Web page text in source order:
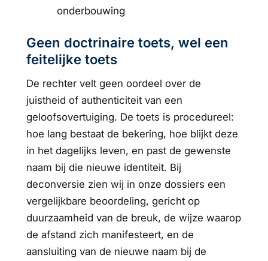
onderbouwing
Geen doctrinaire toets, wel een
feitelijke toets
De rechter velt geen oordeel over de
juistheid of authenticiteit van een
geloofsovertuiging. De toets is procedureel:
hoe lang bestaat de bekering, hoe blijkt deze
in het dagelijks leven, en past de gewenste
naam bij die nieuwe identiteit. Bij
deconversie zien wij in onze dossiers een
vergelijkbare beoordeling, gericht op
duurzaamheid van de breuk, de wijze waarop
de afstand zich manifesteert, en de
aansluiting van de nieuwe naam bij de